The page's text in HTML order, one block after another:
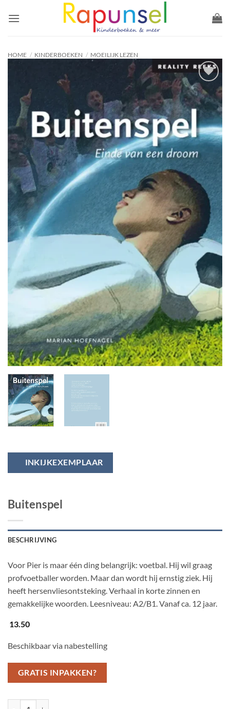
naar
HOME / KINDERBOEKEN / MOEILIJK LEZEN
INKIJKEXEMPLAAR
Buitenspel
BESCHRIJVING
Voor Pier is maar één ding belangrijk: voetbal. Hij wil graag
profvoetballer worden. Maar dan wordt hij ernstig ziek. Hij
heeft hersenvliesontsteking. Verhaal in korte zinnen en
gemakkelijke woorden. Leesniveau: A2/B1. Vanaf ca. 12 jaar.
13.50
Beschikbaar via nabestelling
GRATIS INPAKKEN?